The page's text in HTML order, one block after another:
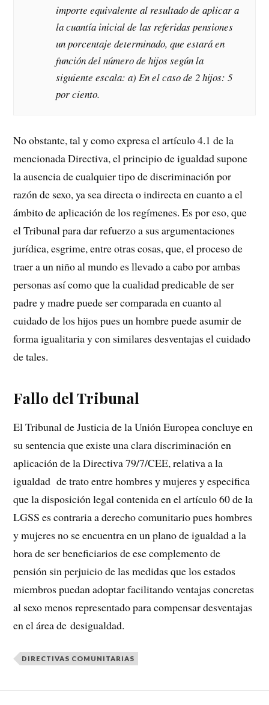
importe equivalente al resultado de aplicar a
la cuantía inicial de las referidas pensiones
un porcentaje determinado, que estará en
función del número de hijos según la
siguiente escala: a) En el caso de 2 hijos: 5
por ciento.
No obstante, tal y como expresa el artículo 4.1 de la
mencionada Directiva, el principio de igualdad supone
la ausencia de cualquier tipo de discriminación por
razón de sexo, ya sea directa o indirecta en cuanto a el
ámbito de aplicación de los regímenes. Es por eso, que
el Tribunal para dar refuerzo a sus argumentaciones
jurídica, esgrime, entre otras cosas, que, el proceso de
traer a un niño al mundo es llevado a cabo por ambas
personas así como que la cualidad predicable de ser
padre y madre puede ser comparada en cuanto al
cuidado de los hijos pues un hombre puede asumir de
forma igualitaria y con similares desventajas el cuidado
de tales.
Fallo del Tribunal
El Tribunal de Justicia de la Unión Europea concluye en
su sentencia que existe una clara discriminación en
aplicación de la Directiva 79/7/CEE, relativa a la
igualdad de trato entre hombres y mujeres y especifica
que la disposición legal contenida en el artículo 60 de la
LGSS es contraria a derecho comunitario pues hombres
y mujeres no se encuentra en un plano de igualdad a la
hora de ser beneficiarios de ese complemento de
pensión sin perjuicio de las medidas que los estados
miembros puedan adoptar facilitando ventajas concretas
al sexo menos representado para compensar desventajas
en el área de desigualdad.
DIRECTIVAS COMUNITARIAS